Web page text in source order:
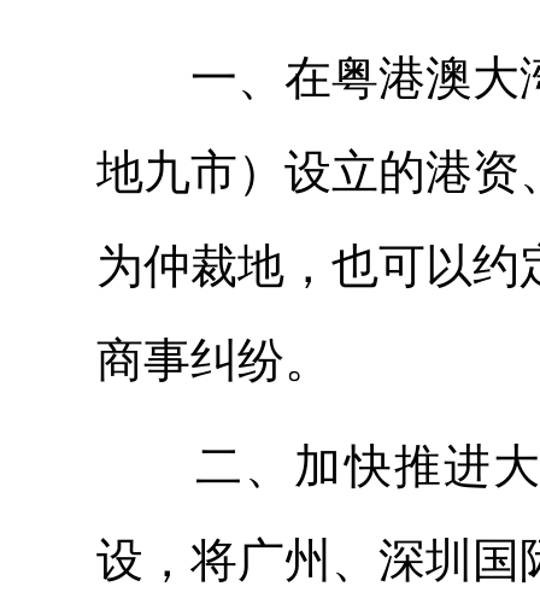
一、在粤港澳大
地九市）设立的港资
为仲裁地，也可以
商事纠纷。
二、加快推进大
设，将广州、深圳国